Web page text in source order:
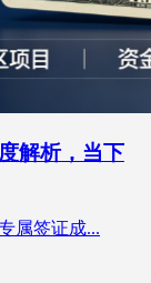
解析，当下
属签证成...